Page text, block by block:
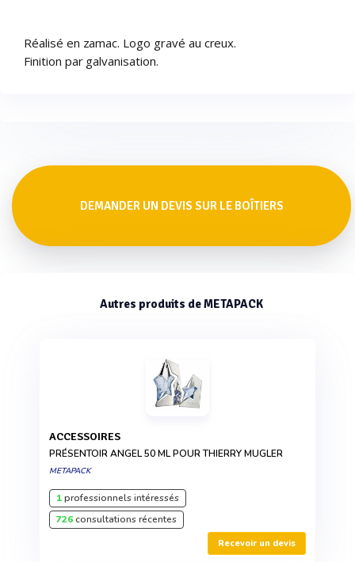
Réalisé en zamac. Logo gravé au creux.
Finition par galvanisation.
DEMANDER UN DEVIS SUR LE BOÎTIERS
Autres produits de METAPACK
ACCESSOIRES
PRÉSENTOIR ANGEL 50 ML POUR THIERRY MUGLER
METAPACK
1professionnels intéressés
726consultations récentes
Recevoir un devis